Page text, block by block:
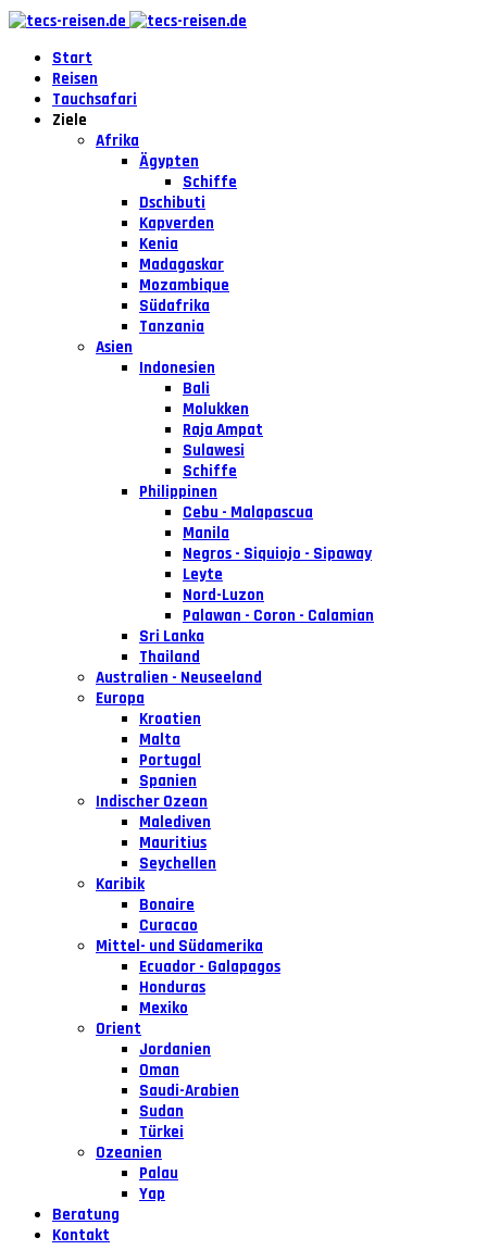
Start
Reisen
Tauchsafari
Ziele
Afrika
Ägypten
Schiffe
Dschibuti
Kapverden
Kenia
Madagaskar
Mozambique
Südafrika
Tanzania
Asien
Indonesien
Bali
Molukken
Raja Ampat
Sulawesi
Schiffe
Philippinen
Cebu - Malapascua
Manila
Negros - Siquiojo - Sipaway
Leyte
Nord-Luzon
Palawan - Coron - Calamian
Sri Lanka
Thailand
Australien - Neuseeland
Europa
Kroatien
Malta
Portugal
Spanien
Indischer Ozean
Malediven
Mauritius
Seychellen
Karibik
Bonaire
Curacao
Mittel- und Südamerika
Ecuador - Galapagos
Honduras
Mexiko
Orient
Jordanien
Oman
Saudi-Arabien
Sudan
Türkei
Ozeanien
Palau
Yap
Beratung
Kontakt